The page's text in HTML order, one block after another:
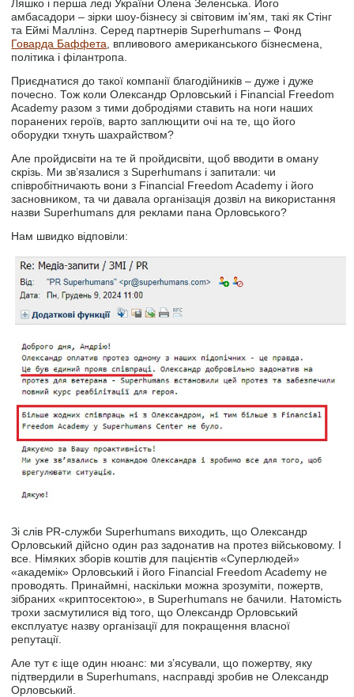
Ляшко і перша леді України Олена Зеленська. Його
амбасадори – зірки шоу-бізнесу зі світовим ім’ям, такі як Стінг
та Еймі Маллінз. Серед партнерів Superhumans – Фонд
Говарда Баффета , впливового американського бізнесмена,
політика і філантропа.
Приєднатися до такої компанії благодійників – дуже і дуже
почесно. Тож коли Олександр Орловський і Financial Freedom
Academy разом з тими добродіями ставить на ноги наших
поранених героїв, варто заплющити очі на те, що його
оборудки тхнуть шахрайством?
Але пройдисвіти на те й пройдисвіти, щоб вводити в оману
скрізь. Ми зв’язалися з Superhumans і запитали: чи
співробітничають вони з Financial Freedom Academy і його
засновником, та чи давала організація дозвіл на використання
назви Superhumans для реклами пана Орловського?
Нам швидко відповіли:
Зі слів PR-служби Superhumans виходить, що Олександр
Орловський дійсно один раз задонатив на протез військовому. І
все. Німяких зборів коштів для пацієнтів «Суперлюдей»
«академік» Орловський і його Financial Freedom Academy не
проводять. Принаймні, наскільки можна зрозуміти, пожертв,
зібраних «криптосектою», в Superhumans не бачили. Натомість
трохи засмутилися від того, що Олександр Орловський
експлуатує назву організації для покращення власної
репутації.
Але тут є іще один нюанс: ми з’ясували, що пожертву, яку
підтвердили в Superhumans, насправді зробив не Олександр
Орловський.